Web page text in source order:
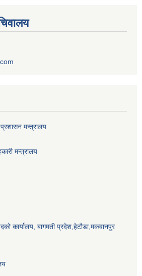
प्रशासन मन्त्रालय
मन्त्रालय
कार्यालय, बागमती प्रदेश,हेटाैडा,मकवानपुर